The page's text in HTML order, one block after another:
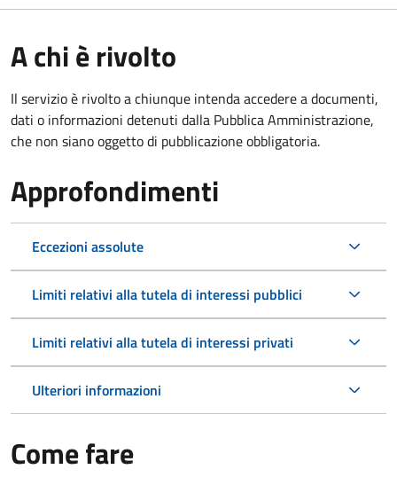
A chi è rivolto
Il servizio è rivolto a chiunque intenda accedere a documenti,
dati o informazioni detenuti dalla Pubblica Amministrazione,
che non siano oggetto di pubblicazione obbligatoria.
Approfondimenti
Eccezioni assolute
Limiti relativi alla tutela di interessi pubblici
Limiti relativi alla tutela di interessi privati
Ulteriori informazioni
Come fare